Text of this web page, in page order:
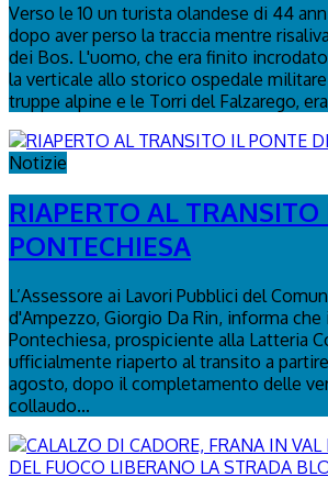
Verso le 10 un turista olandese di 44
dopo aver perso la traccia mentre
dei Bos. L'uomo, che era finito
la verticale allo storico ospedale
truppe alpine e le Torri del Falzarego,
Notizie
RIAPERTO AL
PONTECHIESA
L’Assessore ai Lavori Pubblici del
d'Ampezzo, Giorgio Da Rin, informa che
Pontechiesa, prospiciente alla Latteria
ufficialmente riaperto al transito a
agosto, dopo il completamento delle
collaudo...